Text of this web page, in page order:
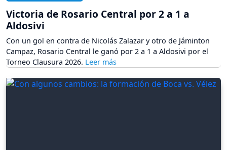
Victoria de Rosario Central por 2 a 1 a
Aldosivi
Con un gol en contra de Nicolás Zalazar y otro de Jáminton
Campaz, Rosario Central le ganó por 2 a 1 a Aldosivi por el
Torneo Clausura 2026.